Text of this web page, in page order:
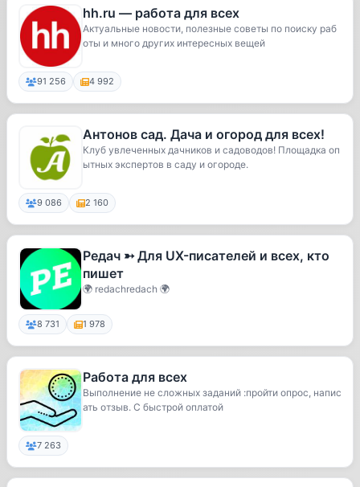
hh.ru — работа для всех
Актуальные новости, полезные советы по поиску раб
оты и много других интересных вещей
91 256 4 992
Антонов сад. Дача и огород для всех!
Клуб увлеченных дачников и садоводов! Площадка оп
ытных экспертов в саду и огороде.
9 086 2 160
Редач ➳ Для UX-писателей и всех, кто
пишет
🌍 redachredach 🌍
8 731 1 978
Работа для всех
Выполнение не сложных заданий :пройти опрос, напис
ать отзыв. С быстрой оплатой
7 263